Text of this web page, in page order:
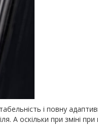
і повну
А оскільки при зміні